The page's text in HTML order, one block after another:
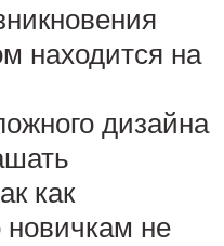
находится на
дизайна
как
новичкам не